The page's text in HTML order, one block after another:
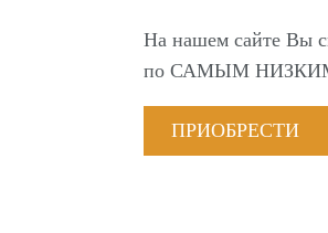
На нашем сайте Вы
по САМЫМ
ПРИОБРЕСТИ